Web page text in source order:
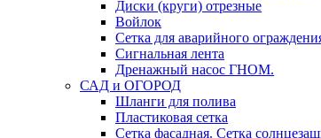
Диски (круги) отрезные
Войлок
Сетка для аварийного
Сигнальная лента
Дренажный насос ГНОМ.
САД и ОГОРОД
Шланги для полива
Пластиковая сетка
Сетка фасадная. Сетка